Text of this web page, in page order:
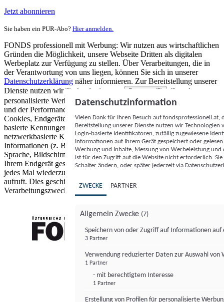
Jetzt abonnieren
Sie haben ein PUR-Abo? Hier anmelden.
FONDS professionell mit Werbung: Wir nutzen aus wirtschaftlichen
Gründen die Möglichkeit, unsere Webseite Dritten als digitalen
Werbeplatz zur Verfügung zu stellen. Über Verarbeitungen, die in
der Verantwortung von uns liegen, können Sie sich in unserer
Datenschutzerklärung näher informieren. Zur Bereitstellung unserer
Dienste nutzen wir Technologien von
Partnern (5)
. Zwecke:
personalisierte Werbung und Inhalte, Messung von Werbeleistung
und der Performance von Inhalten sowie Zielgruppenforschung.
Cookies, Endgeräte- oder ähnliche Online-Kennungen (z. B. login-
basierte Kennungen, zufällig generierte Kennungen,
netzwerkbasierte Kennungen) können zusammen mit anderen
Informationen (z. B. Browsertyp und Browserinformationen,
Sprache, Bildschirmgröße, unterstützte Technologien usw.) auf
Ihrem Endgerät gespeichert oder von dort ausgelesen werden, um es
jedes Mal wiederzuerkennen, wenn es eine App oder einer Webseite
aufruft. Dies geschieht für einen oder mehrere der hier aufgeführten
Verarbeitungszwecke.
Datenschutzinformation
Vielen Dank für Ihren Besuch auf
Bereitstellung unserer Dienste nutzen wir Technologien
Login-basierte Identifikatoren, zufällig zugewiesene
Informationen auf Ihrem Gerät gespeichert oder
Werbung und Inhalte, Messung von Werbeleistung
ist für den Zugriff auf die Website nicht erforderlich.
Schalter ändern, oder später jederzeit via
ZWECKE PARTNER
Allgemein Zwecke (7)
Speichern von oder Zugriff auf Informationen auf
3 Partner
Verwendung reduzierter Daten zur Auswahl von
1 Partner
- mit berechtigtem Interesse
1 Partner
Erstellung von Profilen für personalisierte
FONDS professionell